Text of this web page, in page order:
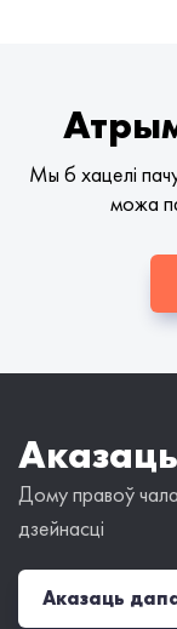
Мы б хацелі
можа
Дому правоў
дзейнасці
Аказаць